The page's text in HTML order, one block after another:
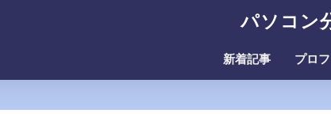
パソコン
新着記事 プロ